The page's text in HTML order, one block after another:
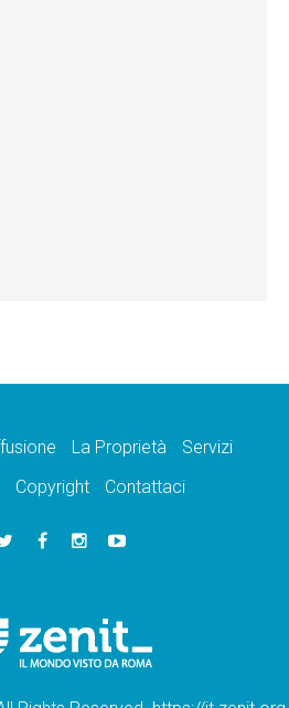
La Proprietà
Servizi
Copyright Contattaci